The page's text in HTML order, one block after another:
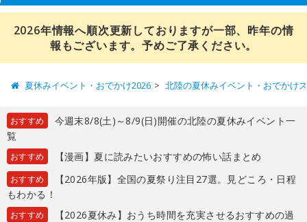
2026年情報へ順次更新しておりますが一部、昨年の情
報もございます。予めご了承ください。
夏休みイベント・おでかけ2026 北陸の夏休みイベント・おでかけ
おすすめ
今週末8/8(土)～8/9(日)開催の北陸の夏休みイベント一
覧
おすすめ 【漫画】夏に読みたいおすすめの怖い話まとめ
おすすめ
【2026年版】全国の夏祭り注目27選。見どころ・日程
もわかる！
おすすめ
【2026夏休み】おうち時間を充実させるおすすめの過